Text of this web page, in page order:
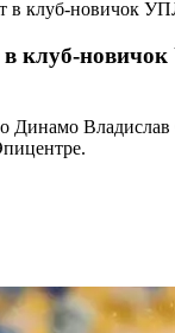
в клуб-новичок
в клуб-
Динамо Владислав